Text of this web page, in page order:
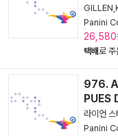
Panini
26,580
택배로 주
976.
PUES
라이언 스
Panini